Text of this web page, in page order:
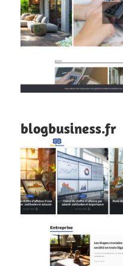
blogbusiness.fr